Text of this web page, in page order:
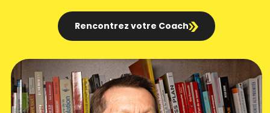
Rencontrez votre Coach